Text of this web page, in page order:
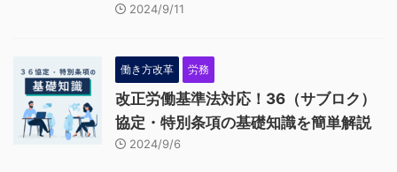
2024/9/11
働き方改革 労務
改正労働基準法対応！36（サブロク）
協定・特別条項の基礎知識を簡単解説
2024/9/6